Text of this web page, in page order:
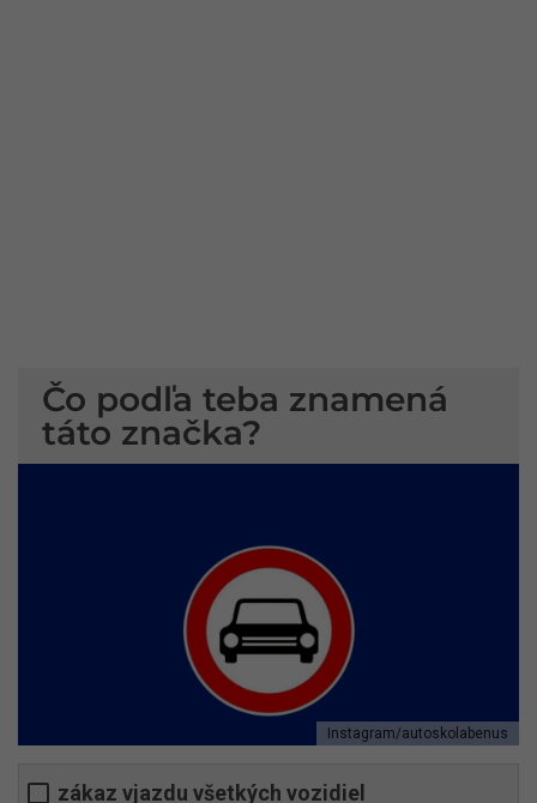
Čo podľa teba znamená
táto značka?
Instagram/autoskolabenus
zákaz vjazdu všetkých vozidiel